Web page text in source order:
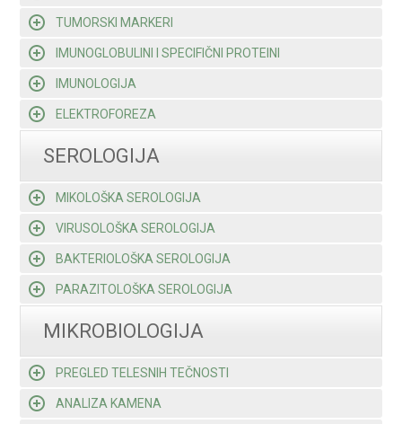
TUMORSKI MARKERI
IMUNOGLOBULINI I SPECIFIČNI PROTEINI
IMUNOLOGIJA
ELEKTROFOREZA
SEROLOGIJA
MIKOLOŠKA SEROLOGIJA
VIRUSOLOŠKA SEROLOGIJA
BAKTERIOLOŠKA SEROLOGIJA
PARAZITOLOŠKA SEROLOGIJA
MIKROBIOLOGIJA
PREGLED TELESNIH TEČNOSTI
ANALIZA KAMENA